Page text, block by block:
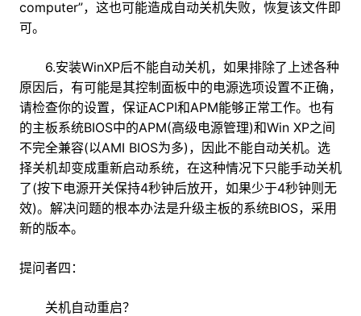
computer”，这也可能造成自动关机失败，恢复该文件即
可。
6.安装WinXP后不能自动关机，如果排除了上述各种
原因后，有可能是其控制面板中的电源选项设置不正确，
请检查你的设置，保证ACPI和APM能够正常工作。也有
的主板系统BIOS中的APM(高级电源管理)和Win XP之间
不完全兼容(以AMI BIOS为多)，因此不能自动关机。选
择关机却变成重新启动系统，在这种情况下只能手动关机
了(按下电源开关保持4秒钟后放开，如果少于4秒钟则无
效)。解决问题的根本办法是升级主板的系统BIOS，采用
新的版本。
提问者四：
关机自动重启？